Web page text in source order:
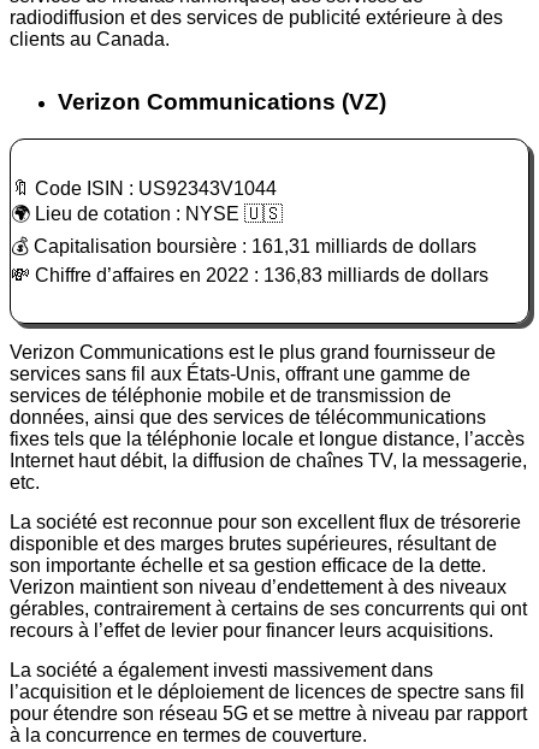
radiodiffusion et des services de publicité extérieure à des
clients au Canada.
Verizon Communications (VZ)
🔖 Code ISIN : US92343V1044
🌍 Lieu de cotation : NYSE 🇺🇸
💰 Capitalisation boursière : 161,31 milliards de dollars
💸 Chiffre d’affaires en 2022 : 136,83 milliards de dollars
Verizon Communications est le plus grand fournisseur de
services sans fil aux États-Unis, offrant une gamme de
services de téléphonie mobile et de transmission de
données, ainsi que des services de télécommunications
fixes tels que la téléphonie locale et longue distance, l’accès
Internet haut débit, la diffusion de chaînes TV, la messagerie,
etc.
La société est reconnue pour son excellent flux de trésorerie
disponible et des marges brutes supérieures, résultant de
son importante échelle et sa gestion efficace de la dette.
Verizon maintient son niveau d’endettement à des niveaux
gérables, contrairement à certains de ses concurrents qui ont
recours à l’effet de levier pour financer leurs acquisitions.
La société a également investi massivement dans
l’acquisition et le déploiement de licences de spectre sans fil
pour étendre son réseau 5G et se mettre à niveau par rapport
à la concurrence en termes de couverture.